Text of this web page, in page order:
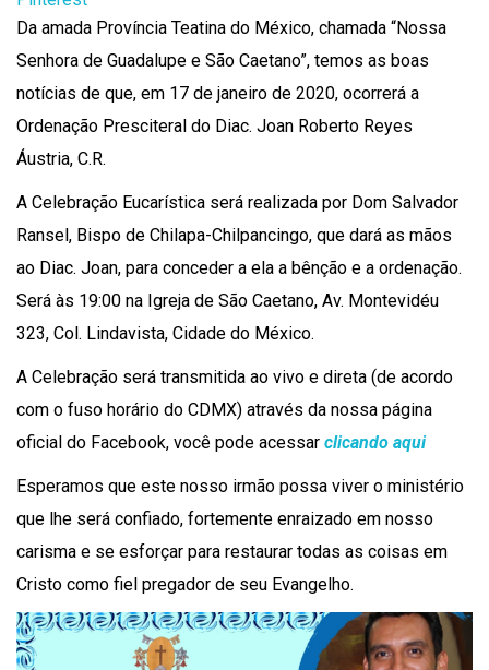
Da amada Província Teatina do México, chamada “Nossa
Senhora de Guadalupe e São Caetano”, temos as boas
notícias de que, em 17 de janeiro de 2020, ocorrerá a
Ordenação Presciteral do Diac. Joan Roberto Reyes
Áustria, C.R.
A Celebração Eucarística será realizada por Dom Salvador
Ransel, Bispo de Chilapa-Chilpancingo, que dará as mãos
ao Diac. Joan, para conceder a ela a bênção e a ordenação.
Será às 19:00 na Igreja de São Caetano, Av. Montevidéu
323, Col. Lindavista, Cidade do México.
A Celebração será transmitida ao vivo e direta (de acordo
com o fuso horário do CDMX) através da nossa página
oficial do Facebook, você pode acessar clicando aqui
Esperamos que este nosso irmão possa viver o ministério
que lhe será confiado, fortemente enraizado em nosso
carisma e se esforçar para restaurar todas as coisas em
Cristo como fiel pregador de seu Evangelho.